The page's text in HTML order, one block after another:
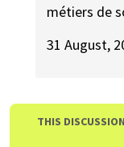
métiers de
31 August,
THIS